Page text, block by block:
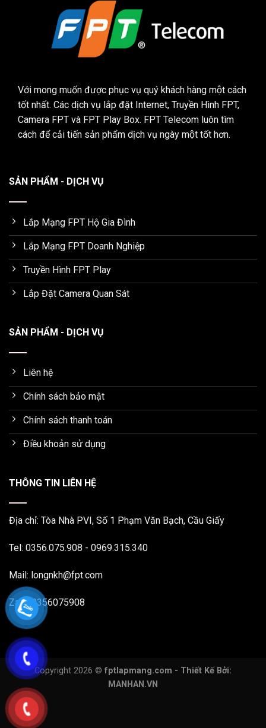
Với mong muốn được phục vụ quý khách hàng một cách
tốt nhất. Các dịch vụ lắp đặt Internet, Truyền Hình FPT,
Camera FPT và FPT Play Box. FPT Telecom luôn tìm
cách để cải tiến sản phẩm dịch vụ ngày một tốt hơn.
SẢN PHẨM - DỊCH VỤ
Lắp Mạng FPT Hộ Gia Đình
Lắp Mạng FPT Doanh Nghiệp
Truyền Hình FPT Play
Lắp Đặt Camera Quan Sát
SẢN PHẨM - DỊCH VỤ
Liên hệ
Chính sách bảo mật
Chính sách thanh toán
Điều khoản sử dụng
THÔNG TIN LIÊN HỆ
Địa chỉ: Tòa Nhà PVI, Số 1 Phạm Văn Bạch, Cầu Giấy
Tel: 0356.075.908 - 0969.315.340
Mail: longnkh@fpt.com
Zalo: 0356075908
Copyright 2026 © fptlapmang.com - Thiết Kế Bởi:
MANHAN.VN